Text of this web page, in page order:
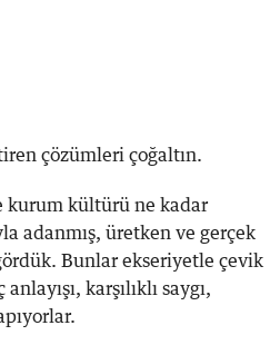
çözümleri çoğaltın.
kurum kültürü ne kadar
adanmış, üretken ve gerçek
Bunlar ekseriyetle çevik
karşılıklı saygı,